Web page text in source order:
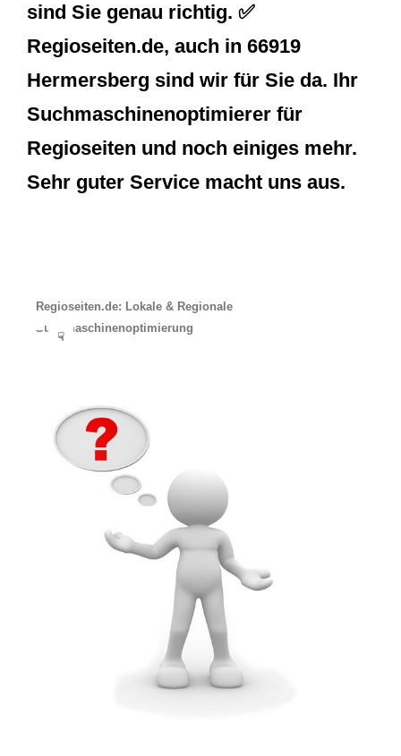
sind Sie genau richtig. ✅
Regioseiten.de, auch in 66919
Hermersberg sind wir für Sie da. Ihr
Suchmaschinenoptimierer für
Regioseiten und noch einiges mehr.
Sehr guter Service macht uns aus.
Regioseiten.de: Lokale & Regionale
Suchmaschinenoptimierung
☟